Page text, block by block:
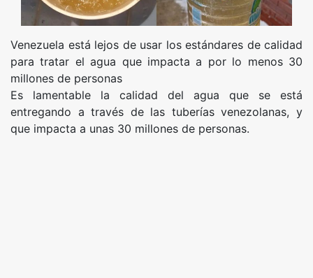
Venezuela está lejos de usar los estándares de calidad
para tratar el agua que impacta a por lo menos 30
millones de personas
Es lamentable la calidad del agua que se está
entregando a través de las tuberías venezolanas, y
que impacta a unas 30 millones de personas.